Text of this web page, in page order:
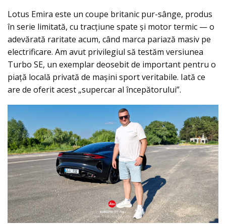
Lotus Emira este un coupe britanic pur-sânge, produs
în serie limitată, cu tracțiune spate și motor termic — o
adevărată raritate acum, când marca pariază masiv pe
electrificare. Am avut privilegiul să testăm versiunea
Turbo SE, un exemplar deosebit de important pentru o
piață locală privată de mașini sport veritabile. Iată ce
are de oferit acest „supercar al începătorului”.